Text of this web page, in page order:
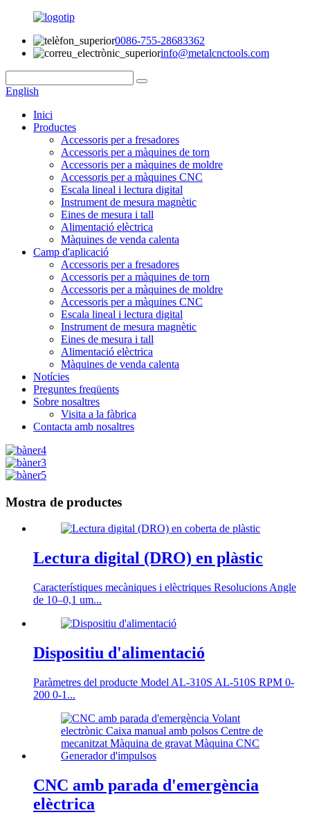
0086-755-28683362
info@metalcnctools.com
English
Inici
Productes
Accessoris per a fresadores
Accessoris per a màquines de torn
Accessoris per a màquines de moldre
Accessoris per a màquines CNC
Escala lineal i lectura digital
Instrument de mesura magnètic
Eines de mesura i tall
Alimentació elèctrica
Màquines de venda calenta
Camp d'aplicació
Accessoris per a fresadores
Accessoris per a màquines de torn
Accessoris per a màquines de moldre
Accessoris per a màquines CNC
Escala lineal i lectura digital
Instrument de mesura magnètic
Eines de mesura i tall
Alimentació elèctrica
Màquines de venda calenta
Notícies
Preguntes freqüents
Sobre nosaltres
Visita a la fàbrica
Contacta amb nosaltres
Mostra de productes
Lectura digital (DRO) en plàstic
Característiques mecàniques i elèctriques Resolucions Angle
de 10–0,1 um...
Dispositiu d'alimentació
Paràmetres del producte Model AL-310S AL-510S RPM 0-
200 0-1...
CNC amb parada d'emergència
elèctrica